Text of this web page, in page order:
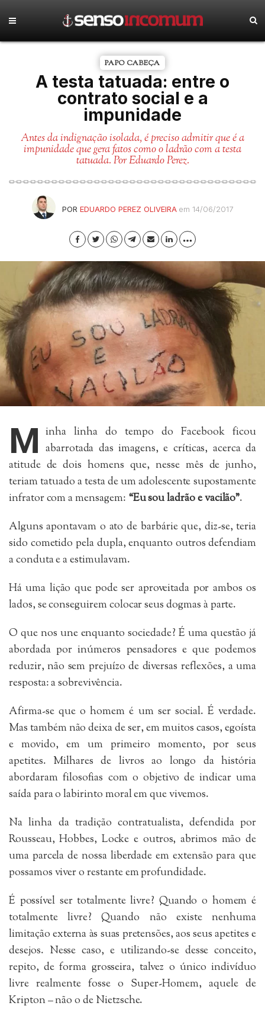
PAPO CABEÇA
A testa tatuada: entre o
contrato social e a
impunidade
Antes da indignação isolada, é preciso admitir que é a
impunidade que gera fatos como o ladrão com a testa
tatuada. Por Eduardo Perez.
POR EDUARDO PEREZ OLIVEIRA em 14/06/2017
M inha linha do tempo do Facebook ficou
abarrotada das imagens, e críticas, acerca da
atitude de dois homens que, nesse mês de junho,
teriam tatuado a testa de um adolescente supostamente
infrator com a mensagem: “Eu sou ladrão e vacilão”.
Alguns apontavam o ato de barbárie que, diz-se, teria
sido cometido pela dupla, enquanto outros defendiam
a conduta e a estimulavam.
Há uma lição que pode ser aproveitada por ambos os
lados, se conseguirem colocar seus dogmas à parte.
O que nos une enquanto sociedade? É uma questão já
abordada por inúmeros pensadores e que podemos
reduzir, não sem prejuízo de diversas reflexões, a uma
resposta: a sobrevivência.
Afirma-se que o homem é um ser social. É verdade.
Mas também não deixa de ser, em muitos casos, egoísta
e movido, em um primeiro momento, por seus
apetites. Milhares de livros ao longo da história
abordaram filosofias com o objetivo de indicar uma
saída para o labirinto moral em que vivemos.
Na linha da tradição contratualista, defendida por
Rousseau, Hobbes, Locke e outros, abrimos mão de
uma parcela de nossa liberdade em extensão para que
possamos viver o restante em profundidade.
É possível ser totalmente livre? Quando o homem é
totalmente livre? Quando não existe nenhuma
limitação externa às suas pretensões, aos seus apetites e
desejos. Nesse caso, e utilizando-se desse conceito,
repito, de forma grosseira, talvez o único indivíduo
livre realmente fosse o Super-Homem, aquele de
Kripton – não o de Nietzsche.